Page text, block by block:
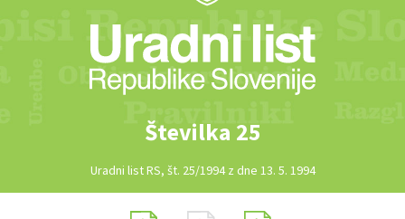
Številka 25
Uradni list RS, št. 25/1994 z dne 13. 5. 1994